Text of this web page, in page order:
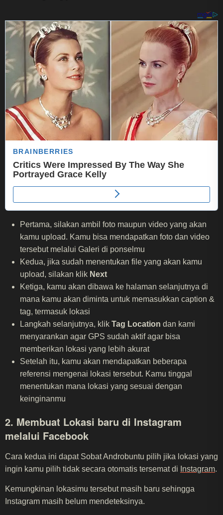
Pertama, silakan ambil foto maupun video yang akan
kamu upload. Kamu bisa mendapatkan foto dan video
tersebut melalui Galeri di ponselmu
Kedua, jika sudah menentukan file yang akan kamu
upload, silakan klik Next
Ketiga, kamu akan dibawa ke halaman selanjutnya di
mana kamu akan diminta untuk memasukkan caption &
tag, termasuk lokasi
Langkah selanjutnya, klik Tag Location dan kami
menyarankan agar GPS sudah aktif agar bisa
memberikan lokasi yang lebih akurat
Setelah itu, kamu akan mendapatkan beberapa
referensi mengenai lokasi tersebut. Kamu tinggal
menentukan mana lokasi yang sesuai dengan
keinginanmu
2. Membuat Lokasi baru di Instagram
melalui Facebook
Cara kedua ini dapat Sobat Androbuntu pilih jika lokasi yang
ingin kamu pilih tidak secara otomatis tersemat di Instagram.
Kemungkinan lokasimu tersebut masih baru sehingga
Instagram masih belum mendeteksinya.